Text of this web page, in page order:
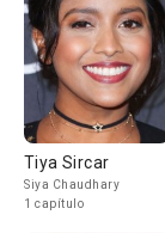
Tiya Sircar
Siya Chaudhary
1 capítulo